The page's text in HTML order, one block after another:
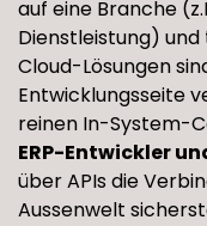
auf eine Branche
Dienstleistung) und
Cloud-Lösungen
Entwicklungsseite
reinen In-System-
ERP-Entwickler
über APIs die
Aussenwelt